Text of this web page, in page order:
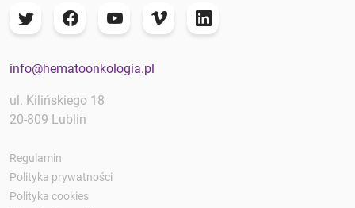
info@hematoonkologia.pl
ul. Kilińskiego 18
20-809 Lublin
Regulamin
Polityka prywatności
Polityka cookies